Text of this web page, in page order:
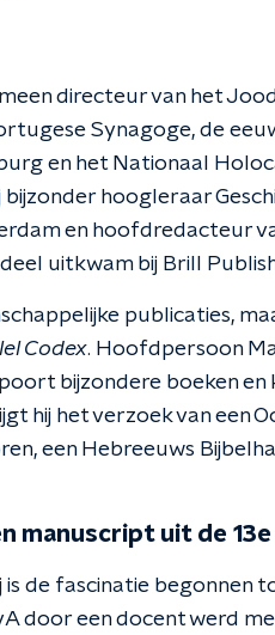
directeur van het
Synagoge, de
en het Nationaal
hoogleraar
en hoofdredacteur
uitkwam bij Brill
publicaties,
Codex. Hoofdpersoon
bijzondere boeken
hij het verzoek van een
een Hebreeuws
manuscript uit de
is de fascinatie
door een docent werd